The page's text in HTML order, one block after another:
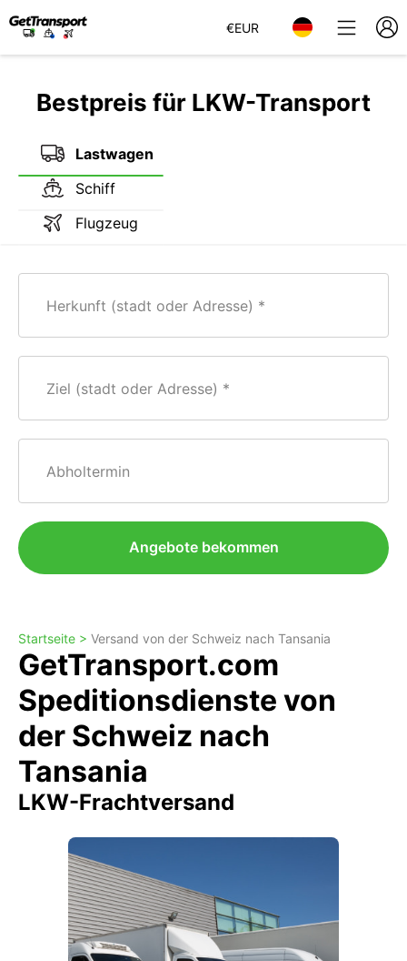
€EUR
Bestpreis für LKW-Transport
Lastwagen
Schiff
Flugzeug
Herkunft (stadt oder Adresse)
Ziel (stadt oder Adresse)
Abholtermin
Angebote bekommen
Startseite > Versand von der Schweiz nach Tansania
GetTransport.com
Speditionsdienste von
der Schweiz nach
Tansania
LKW-Frachtversand